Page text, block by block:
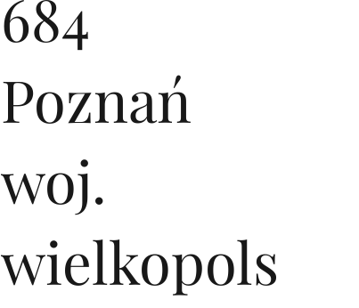
684
Poznań
woj.
wielkopols